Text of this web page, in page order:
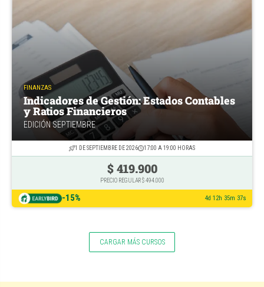
FINANZAS
Indicadores de Gestión: Estados Contables
y Ratios Financieros
EDICIÓN SEPTIEMBRE
1 DE SEPTIEMBRE DE 2026 17:00 A 19:00 HORAS
$ 419.900
PRECIO REGULAR $ 494.000
-15% 4d 12h 35m 36s
CARGAR MÁS CURSOS